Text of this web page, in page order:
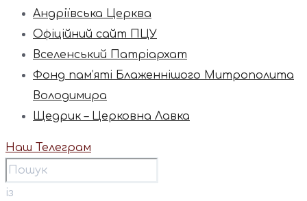
Андріївська Церква
Офіційний сайт ПЦУ
Вселенський Патріархат
Фонд пам’яті Блаженнішого Митрополита
Володимира
Щедрик – Церковна Лавка
Наш Телеграм
із